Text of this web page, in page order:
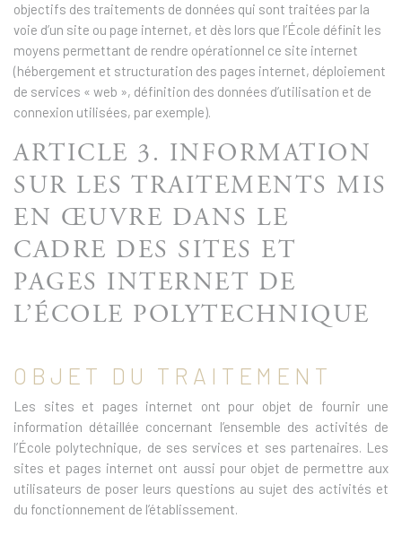
objectifs des traitements de données qui sont traitées par la
voie d’un site ou page internet, et dès lors que l’École définit les
moyens permettant de rendre opérationnel ce site internet
(hébergement et structuration des pages internet, déploiement
de services « web », définition des données d’utilisation et de
connexion utilisées, par exemple).
ARTICLE 3. INFORMATION
SUR LES TRAITEMENTS MIS
EN ŒUVRE DANS LE
CADRE DES SITES ET
PAGES INTERNET DE
L’ÉCOLE POLYTECHNIQUE
OBJET DU TRAITEMENT
Les sites et pages internet ont pour objet de fournir une
information détaillée concernant l’ensemble des activités de
l’École polytechnique, de ses services et ses partenaires. Les
sites et pages internet ont aussi pour objet de permettre aux
utilisateurs de poser leurs questions au sujet des activités et
du fonctionnement de l’établissement.